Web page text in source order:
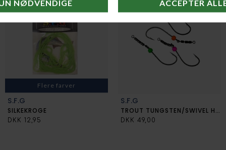
opstå problemer kontakter vi dig hurtigst muligt. (Husk
luftgevær, ammunition, afhentning af våben mm.)
Flere farver
S.F.G
SILKEKROGE
DKK 12,95
S.F.G
TROUT TUNGSTEN/SWIVEL HOOKS
DKK 49,00